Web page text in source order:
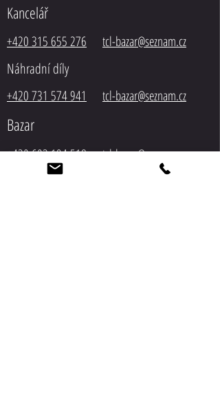
Kancelář
+420 315 655 276 tcl-bazar@seznam.cz
Náhradní díly
+420 731 574 941 tcl-bazar@seznam.cz
Bazar
+420 603 194 518 tcl-bazar@seznam.cz